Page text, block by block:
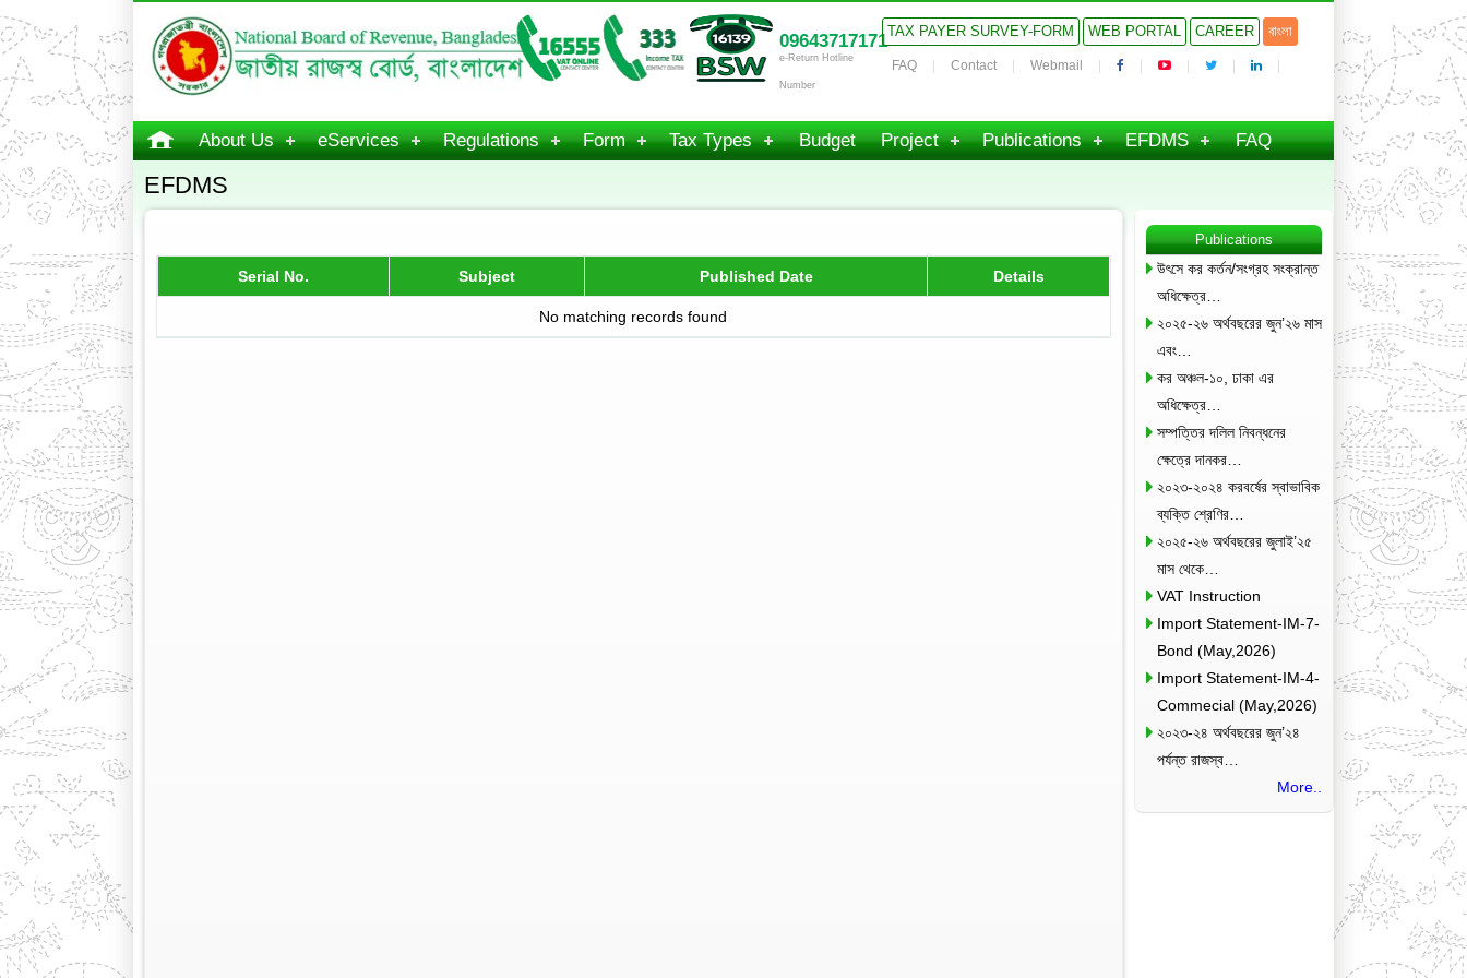
09643717171
e-Return Hotline
Number
TAX PAYER SURVEY-FORM WEB PORTAL CAREER বাংলা
FAQ Contact Webmail
About Us eServices Regulations Form Tax Types Budget Project Publications EFDMS FAQ
EFDMS
Serial No. Subject Published Date Details
No matching records found
Publications
উৎসে কর কর্তন/সংগ্রহ সংক্রান্ত
অধিক্ষেত্র…
২০২৫-২৬ অর্থবছরের জুন’২৬ মাস
এবং…
কর অঞ্চল-১০, ঢাকা এর
অধিক্ষেত্র…
সম্পত্তির দলিল নিবন্ধনের
ক্ষেত্রে দানকর…
২০২৩-২০২৪ করবর্ষের স্বাভাবিক
ব্যক্তি শ্রেণির…
২০২৫-২৬ অর্থবছরের জুলাই’২৫
মাস থেকে…
VAT Instruction
Import Statement-IM-7-
Bond (May,2026)
Import Statement-IM-4-
Commecial (May,2026)
২০২৩-২৪ অর্থবছরের জুন’২৪
পর্যন্ত রাজস্ব…
More..